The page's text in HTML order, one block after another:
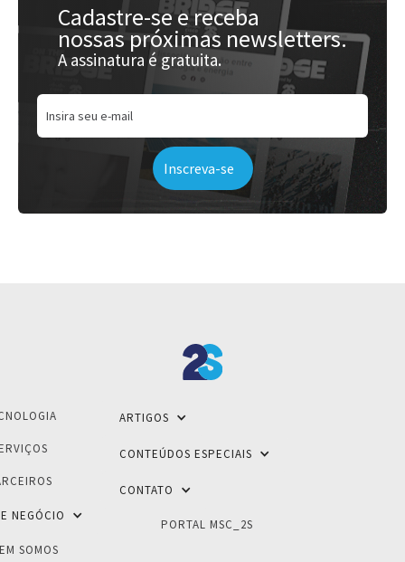
Cadastre-se e receba
nossas próximas newsletters.
A assinatura é gratuita.
NEGÓCIO
SOMOS
ARTIGOS
CONTEÚDOS ESPECIAIS
CONTATO
PORTAL MSC_2S